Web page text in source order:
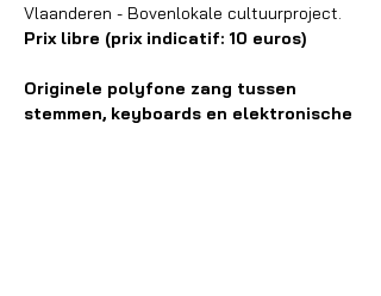
Vlaanderen - Bovenlokale cultuurproject.
Prix libre (prix indicatif: 10 euros)
Originele polyfone zang tussen
stemmen, keyboards en elektronische